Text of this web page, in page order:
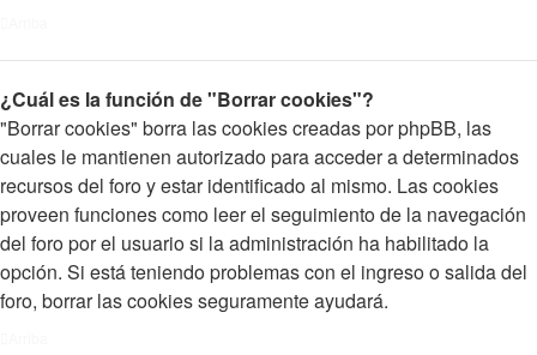
¿Cuál es la función de "Borrar cookies"?
"Borrar cookies" borra las cookies creadas por phpBB, las
cuales le mantienen autorizado para acceder a determinados
recursos del foro y estar identificado al mismo. Las cookies
proveen funciones como leer el seguimiento de la navegación
del foro por el usuario si la administración ha habilitado la
opción. Si está teniendo problemas con el ingreso o salida del
foro, borrar las cookies seguramente ayudará.